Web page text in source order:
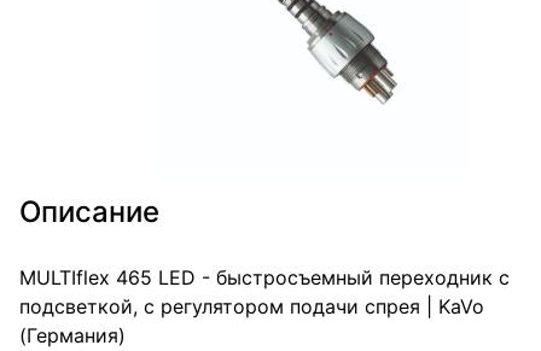
Описание
MULTIflex 465 LED - быстросъемный переходник с
подсветкой, с регулятором подачи спрея | KaVo
(Германия)